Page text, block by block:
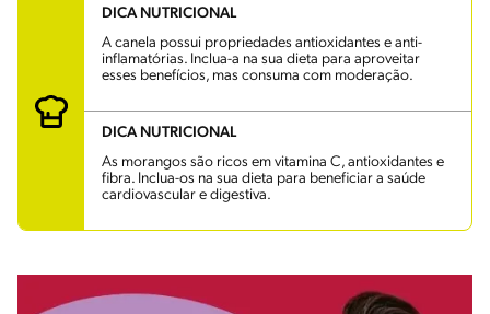
DICA NUTRICIONAL
A canela possui propriedades antioxidantes e anti-
inflamatórias. Inclua-a na sua dieta para aproveitar
esses benefícios, mas consuma com moderação.
DICA NUTRICIONAL
As morangos são ricos em vitamina C, antioxidantes e
fibra. Inclua-os na sua dieta para beneficiar a saúde
cardiovascular e digestiva.